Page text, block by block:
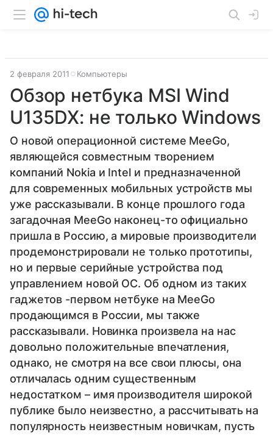
2 февраля 2011 Компьютеры
Обзор нетбука MSI Wind
U135DX: не только Windows
О новой операционной системе MeeGo,
являющейся совместным творением
компаний Nokia и Intel и предназначенной
для современных мобильных устройств мы
уже рассказывали. В конце прошлого года
загадочная MeeGo наконец-то официально
пришла в Россию, а мировые производители
продемонстрировали не только прототипы,
но и первые серийные устройства под
управлением новой ОС. Об одном из таких
гаджетов -первом нетбуке на MeeGo
продающимся в России, мы также
рассказывали. Новинка произвела на нас
довольно положительные впечатления,
однако, не смотря на все свои плюсы, она
отличалась одним существенным
недостатком – имя производителя широкой
публике было неизвестно, а рассчитывать на
популярность неизвестным новичкам, пусть